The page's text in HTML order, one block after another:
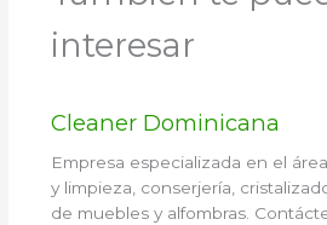
interesar
Cleaner Dominicana
Empresa especializada en el
y limpieza, conserjería,
de muebles y alfombras.